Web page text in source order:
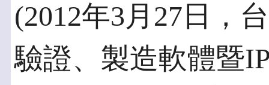
(2012年3月27日，
驗證、製造軟體暨